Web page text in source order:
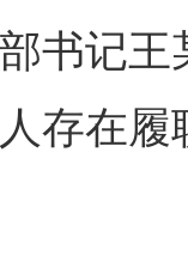
书记
存在